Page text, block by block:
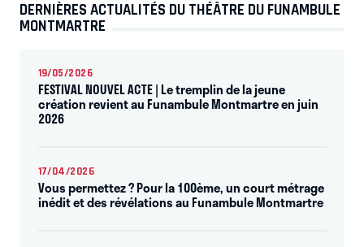
DERNIÈRES ACTUALITÉS DU THÉÂTRE DU FUNAMBULE
MONTMARTRE
19/05/2026
FESTIVAL NOUVEL ACTE | Le tremplin de la jeune
création revient au Funambule Montmartre en juin
2026
17/04/2026
Vous permettez ? Pour la 100ème, un court métrage
inédit et des révélations au Funambule Montmartre